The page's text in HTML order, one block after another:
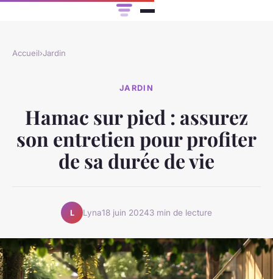
Accueil›Jardin
JARDIN
Hamac sur pied : assurez
son entretien pour profiter
de sa durée de vie
L Lyna18 juin 20243 min de lecture